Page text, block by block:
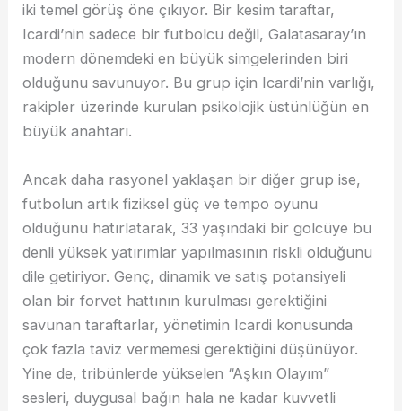
iki temel görüş öne çıkıyor. Bir kesim taraftar,
Icardi’nin sadece bir futbolcu değil, Galatasaray’ın
modern dönemdeki en büyük simgelerinden biri
olduğunu savunuyor. Bu grup için Icardi’nin varlığı,
rakipler üzerinde kurulan psikolojik üstünlüğün en
büyük anahtarı.
Ancak daha rasyonel yaklaşan bir diğer grup ise,
futbolun artık fiziksel güç ve tempo oyunu
olduğunu hatırlatarak, 33 yaşındaki bir golcüye bu
denli yüksek yatırımlar yapılmasının riskli olduğunu
dile getiriyor. Genç, dinamik ve satış potansiyeli
olan bir forvet hattının kurulması gerektiğini
savunan taraftarlar, yönetimin Icardi konusunda
çok fazla taviz vermemesi gerektiğini düşünüyor.
Yine de, tribünlerde yükselen “Aşkın Olayım”
sesleri, duygusal bağın hala ne kadar kuvvetli